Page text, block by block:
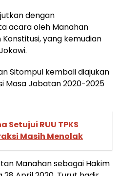
dengan
acara oleh Manahan
yang kemudian
Sitompul kembali diajukan
Masa Jabatan 2020-2025
Setujui RUU TPKS
Masih Menolak
Manahan sebagai Hakim